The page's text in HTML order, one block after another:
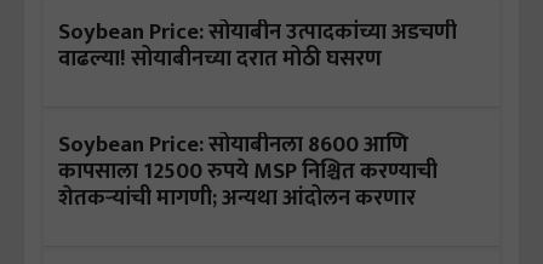
Soybean Price: सोयाबीन उत्पादकांच्या अडचणी
वाढल्या! सोयाबीनच्या दरात मोठी घसरण
Soybean Price: सोयाबीनला 8600 आणि
कापसाला 12500 रुपये MSP निश्चित करण्याची
शेतकऱ्यांची मागणी; अन्यथा आंदोलन करणार